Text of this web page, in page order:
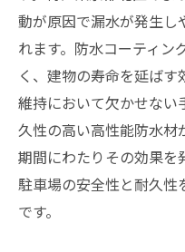
動が原因で漏水が発生し
れます。防水コーティン
く、建物の寿命を延ば
維持において欠かせない
久性の高い高性能防水材
期間にわたりその効果を
駐車場の安全性と耐久性
です。